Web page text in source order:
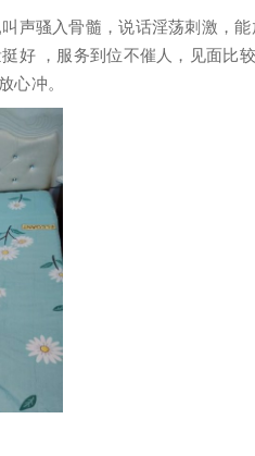
声骚入骨髓，说话淫荡刺激，
好 ，服务到位不催人，见面比
心冲。